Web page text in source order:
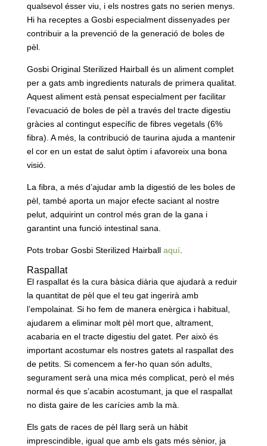
qualsevol ésser viu, i els nostres gats no serien menys.
Hi ha receptes a Gosbi especialment dissenyades per
contribuir a la prevenció de la generació de boles de
pèl.
Gosbi Original Sterilized Hairball és un aliment complet
per a gats amb ingredients naturals de primera qualitat.
Aquest aliment està pensat especialment per facilitar
l’evacuació de boles de pèl a través del tracte digestiu
gràcies al contingut específic de fibres vegetals (6%
fibra). A més, la contribució de taurina ajuda a mantenir
el cor en un estat de salut òptim i afavoreix una bona
visió.
La fibra, a més d’ajudar amb la digestió de les boles de
pèl, també aporta un major efecte saciant al nostre
pelut, adquirint un control més gran de la gana i
garantint una funció intestinal sana.
Pots trobar Gosbi Sterilized Hairball aquí.
Raspallat
El raspallat és la cura bàsica diària que ajudarà a reduir
la quantitat de pèl que el teu gat ingerirà amb
l’empolainat. Si ho fem de manera enèrgica i habitual,
ajudarem a eliminar molt pèl mort que, altrament,
acabaria en el tracte digestiu del gatet. Per això és
important acostumar els nostres gatets al raspallat des
de petits. Si comencem a fer-ho quan són adults,
segurament serà una mica més complicat, però el més
normal és que s’acabin acostumant, ja que el raspallat
no dista gaire de les carícies amb la mà.
Els gats de races de pèl llarg serà un hàbit
imprescindible, igual que amb els gats més sènior, ja